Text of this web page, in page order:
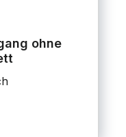
ohne